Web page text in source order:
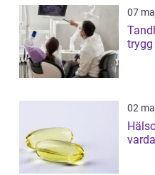
07
02
Hälsobutik